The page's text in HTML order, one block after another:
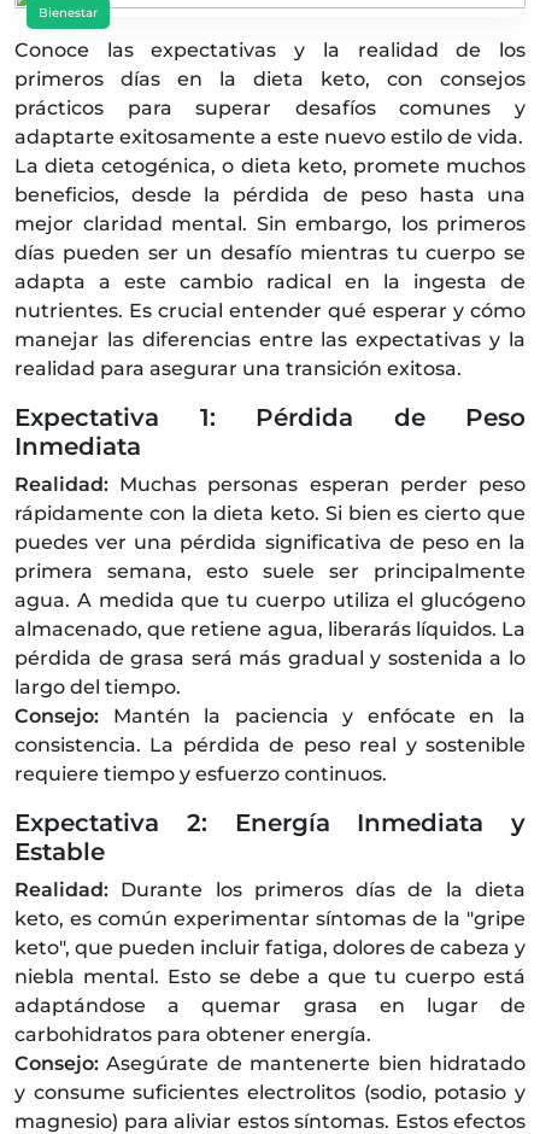
Bienestar
Conoce las expectativas y la realidad de los
primeros días en la dieta keto, con consejos
prácticos para superar desafíos comunes y
adaptarte exitosamente a este nuevo estilo de vida.
La dieta cetogénica, o dieta keto, promete muchos
beneficios, desde la pérdida de peso hasta una
mejor claridad mental. Sin embargo, los primeros
días pueden ser un desafío mientras tu cuerpo se
adapta a este cambio radical en la ingesta de
nutrientes. Es crucial entender qué esperar y cómo
manejar las diferencias entre las expectativas y la
realidad para asegurar una transición exitosa.
Expectativa 1: Pérdida de Peso
Inmediata
Realidad: Muchas personas esperan perder peso
rápidamente con la dieta keto. Si bien es cierto que
puedes ver una pérdida significativa de peso en la
primera semana, esto suele ser principalmente
agua. A medida que tu cuerpo utiliza el glucógeno
almacenado, que retiene agua, liberarás líquidos. La
pérdida de grasa será más gradual y sostenida a lo
largo del tiempo.
Consejo: Mantén la paciencia y enfócate en la
consistencia. La pérdida de peso real y sostenible
requiere tiempo y esfuerzo continuos.
Expectativa 2: Energía Inmediata y
Estable
Realidad: Durante los primeros días de la dieta
keto, es común experimentar síntomas de la "gripe
keto", que pueden incluir fatiga, dolores de cabeza y
niebla mental. Esto se debe a que tu cuerpo está
adaptándose a quemar grasa en lugar de
carbohidratos para obtener energía.
Consejo:Asegúrate de mantenerte bien hidratado
y consume suficientes electrolitos (sodio, potasio y
magnesio) para aliviar estos síntomas. Estos efectos